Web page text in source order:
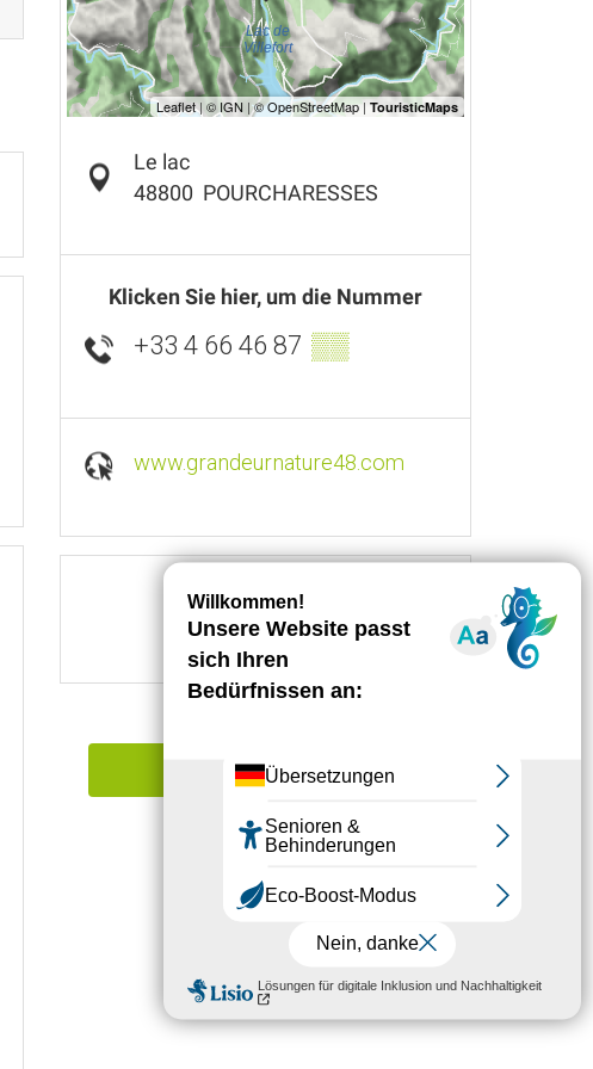
Le lac
48800 POURCHARESSES
Klicken Sie hier, um die Nummer
+33 4 66 46 87 ▒▒
www.grandeurnature48.com
Folgen Sie uns auf
Einen Irrtum angeben